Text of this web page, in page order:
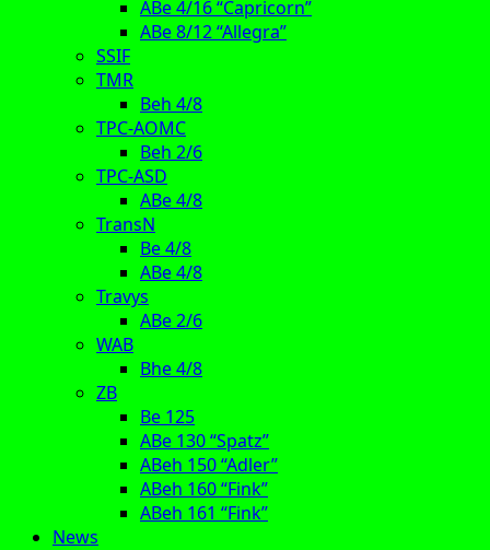
ABe 4/16 “Capricorn”
ABe 8/12 “Allegra”
SSIF
TMR
Beh 4/8
TPC-AOMC
Beh 2/6
TPC-ASD
ABe 4/8
TransN
Be 4/8
ABe 4/8
Travys
ABe 2/6
WAB
Bhe 4/8
ZB
Be 125
ABe 130 “Spatz”
ABeh 150 “Adler”
ABeh 160 “Fink”
ABeh 161 “Fink”
News